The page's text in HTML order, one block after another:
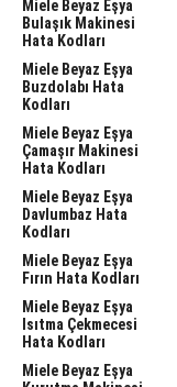
Miele Beyaz Eşya
Bulaşık Makinesi
Hata Kodları
Miele Beyaz Eşya
Buzdolabı Hata
Kodları
Miele Beyaz Eşya
Çamaşır Makinesi
Hata Kodları
Miele Beyaz Eşya
Davlumbaz Hata
Kodları
Miele Beyaz Eşya
Fırın Hata Kodları
Miele Beyaz Eşya
Isıtma Çekmecesi
Hata Kodları
Miele Beyaz Eşya